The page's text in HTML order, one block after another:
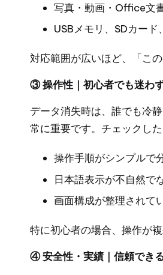
写真・動画・Office文
USBメモリ、SDカー
対応範囲が広いほど、「こ
③ 操作性｜初心者でも迷わ
データ消失時は、誰でも冷
常に重要です。チェックし
操作手順がシンプルで
日本語表示が不自然で
画面構成が整理されて
特に初心者の場合、操作が
④ 安全性・実績｜信頼でき